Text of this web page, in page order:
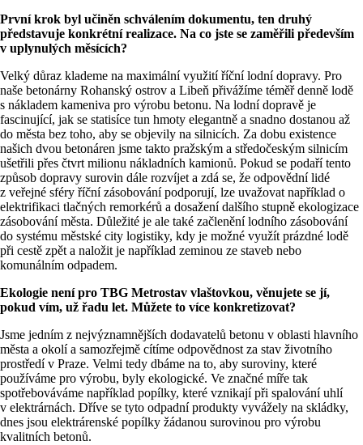
První krok byl učiněn schválením dokumentu, ten druhý
představuje konkrétní realizace. Na co jste se zaměřili především
v uplynulých měsících?
Velký důraz klademe na maximální využití říční lodní dopravy. Pro
naše betonárny Rohanský ostrov a Libeň přivážíme téměř denně lodě
s nákladem kameniva pro výrobu betonu. Na lodní dopravě je
fascinující, jak se statisíce tun hmoty elegantně a snadno dostanou až
do města bez toho, aby se objevily na silnicích. Za dobu existence
našich dvou betonáren jsme takto pražským a středočeským silnicím
ušetřili přes čtvrt milionu nákladních kamionů. Pokud se podaří tento
způsob dopravy surovin dále rozvíjet a zdá se, že odpovědní lidé
z veřejné sféry říční zásobování podporují, lze uvažovat například o
elektrifikaci tlačných remorkérů a dosažení dalšího stupně ekologizace
zásobování města. Důležité je ale také začlenění lodního zásobování
do systému městské city logistiky, kdy je možné využít prázdné lodě
při cestě zpět a naložit je například zeminou ze staveb nebo
komunálním odpadem.
Ekologie není pro TBG Metrostav vlaštovkou, věnujete se jí,
pokud vím, už řadu let. Můžete to více konkretizovat?
Jsme jedním z nejvýznamnějších dodavatelů betonu v oblasti hlavního
města a okolí a samozřejmě cítíme odpovědnost za stav životního
prostředí v Praze. Velmi tedy dbáme na to, aby suroviny, které
používáme pro výrobu, byly ekologické. Ve značné míře tak
spotřebováváme například popílky, které vznikají při spalování uhlí
v elektrárnách. Dříve se tyto odpadní produkty vyvážely na skládky,
dnes jsou elektrárenské popílky žádanou surovinou pro výrobu
kvalitních betonů.